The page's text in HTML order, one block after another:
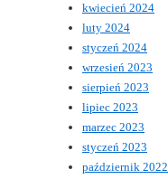
kwiecień 2024
luty 2024
styczeń 2024
wrzesień 2023
sierpień 2023
lipiec 2023
marzec 2023
styczeń 2023
październik 2022